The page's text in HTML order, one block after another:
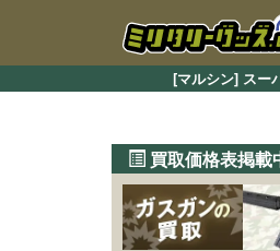
[マルシン] スー
買取価格表掲載